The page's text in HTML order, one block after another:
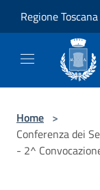
Regione Toscana
Home >
Conferenza dei
- 2^